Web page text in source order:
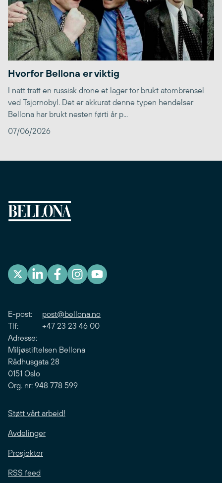
Hvorfor Bellona er viktig
I natt traff en russisk drone et lager for brukt atombrensel
ved Tsjornobyl. Det er akkurat denne typen hendelser
Bellona har brukt nesten førti år p...
07/06/2026
E-post: post@bellona.no
Tlf: +47 23 23 46 00
Adresse:
Miljøstiftelsen Bellona
Rådhusgata 28
0151 Oslo
Org. nr: 948 778 599
Støtt vårt arbeid!
Avdelinger
Prosjekter
RSS feed